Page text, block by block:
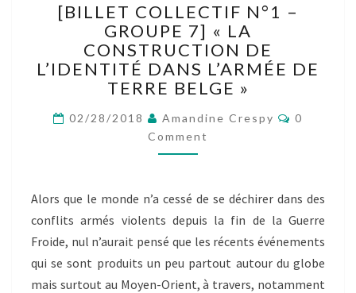
COLLECTIF
N°1
–
GROUPE
7]
« LA
CONSTRUCTION
DE
L’IDENTITÉ
DE
TERRE
BELGE »
[BILLET COLLECTIF N°1 –
GROUPE 7] « LA
CONSTRUCTION DE
L’IDENTITÉ DANS L’ARMÉE DE
TERRE BELGE »
02/28/2018 Amandine Crespy
0
Comment
Alors que le monde n’a cessé de se déchirer dans des
conflits armés violents depuis la fin de la Guerre
Froide, nul n’aurait pensé que les récents événements
qui se sont produits un peu partout autour du globe
mais surtout au Moyen-Orient, à travers, notamment